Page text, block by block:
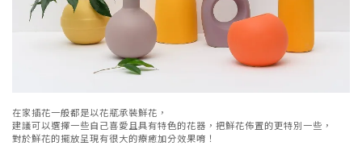
在家插花一般都是以花瓶承裝鮮花，
建議可以選擇一些自己喜愛且具有特色的花器，把鮮花佈置的更特別一些，
對於鮮花的擺放呈現有很大的療癒加分效果唷！